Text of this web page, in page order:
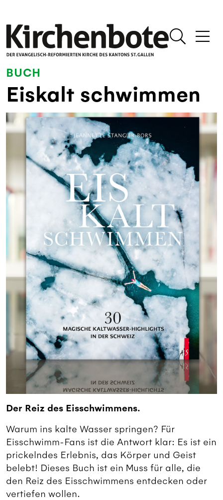
BUCH
Eiskalt schwimmen
Der Reiz des Eisschwimmens.
Warum ins kalte Wasser springen? Für
Eisschwimm-Fans ist die Antwort klar: Es ist ein
prickelndes Erlebnis, das Körper und Geist
belebt! Dieses Buch ist ein Muss für alle, die
den Reiz des Eisschwimmens entdecken oder
vertiefen wollen.